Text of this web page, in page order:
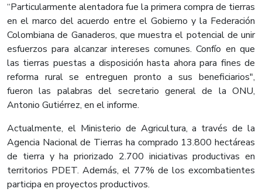
“Particularmente alentadora fue la primera compra de tierras
en el marco del acuerdo entre el Gobierno y la Federación
Colombiana de Ganaderos, que muestra el potencial de unir
esfuerzos para alcanzar intereses comunes. Confío en que
las tierras puestas a disposición hasta ahora para fines de
reforma rural se entreguen pronto a sus beneficiarios",
fueron las palabras del secretario general de la ONU,
Antonio Gutiérrez, en el informe.
Actualmente, el Ministerio de Agricultura, a través de la
Agencia Nacional de Tierras ha comprado 13.800 hectáreas
de tierra y ha priorizado 2.700 iniciativas productivas en
territorios PDET. Además, el 77% de los excombatientes
participa en proyectos productivos.